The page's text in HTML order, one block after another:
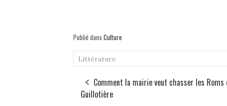
Publié dans Culture
Littérature
Comment la mairie veut chasser les Roms
Guillotière